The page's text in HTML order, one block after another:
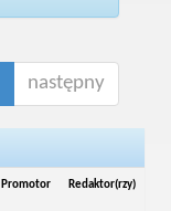
następny
Promotor Redaktor(rzy)